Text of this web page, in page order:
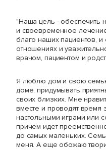
"Наша цель - обеспечить
и своевременное
благо наших пациентов,
отношениях и
врачом, пациентом и
Я люблю дом и свою
доме, придумывать
своих близких. Мне
вместе и проводят время
настольными играми или
причем идет
до самых маленьких.
меня. А еще обожаю